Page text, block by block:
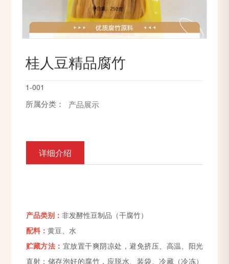
桂人豆精品腐竹
1-001
所属分类： 产品展示
详细介绍
产品类别： 非发酵性豆制品（干腐竹）
配料： 黄豆、水
贮藏方法： 宜放置干爽阴凉处，避免挤压、高温、阳光
直射；储存泡好的腐竹，应脱水、装袋、冷藏（冷冻）